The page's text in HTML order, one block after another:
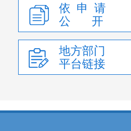
依 申 请
公 开
地方部门
平台链接